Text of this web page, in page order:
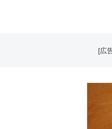
[広